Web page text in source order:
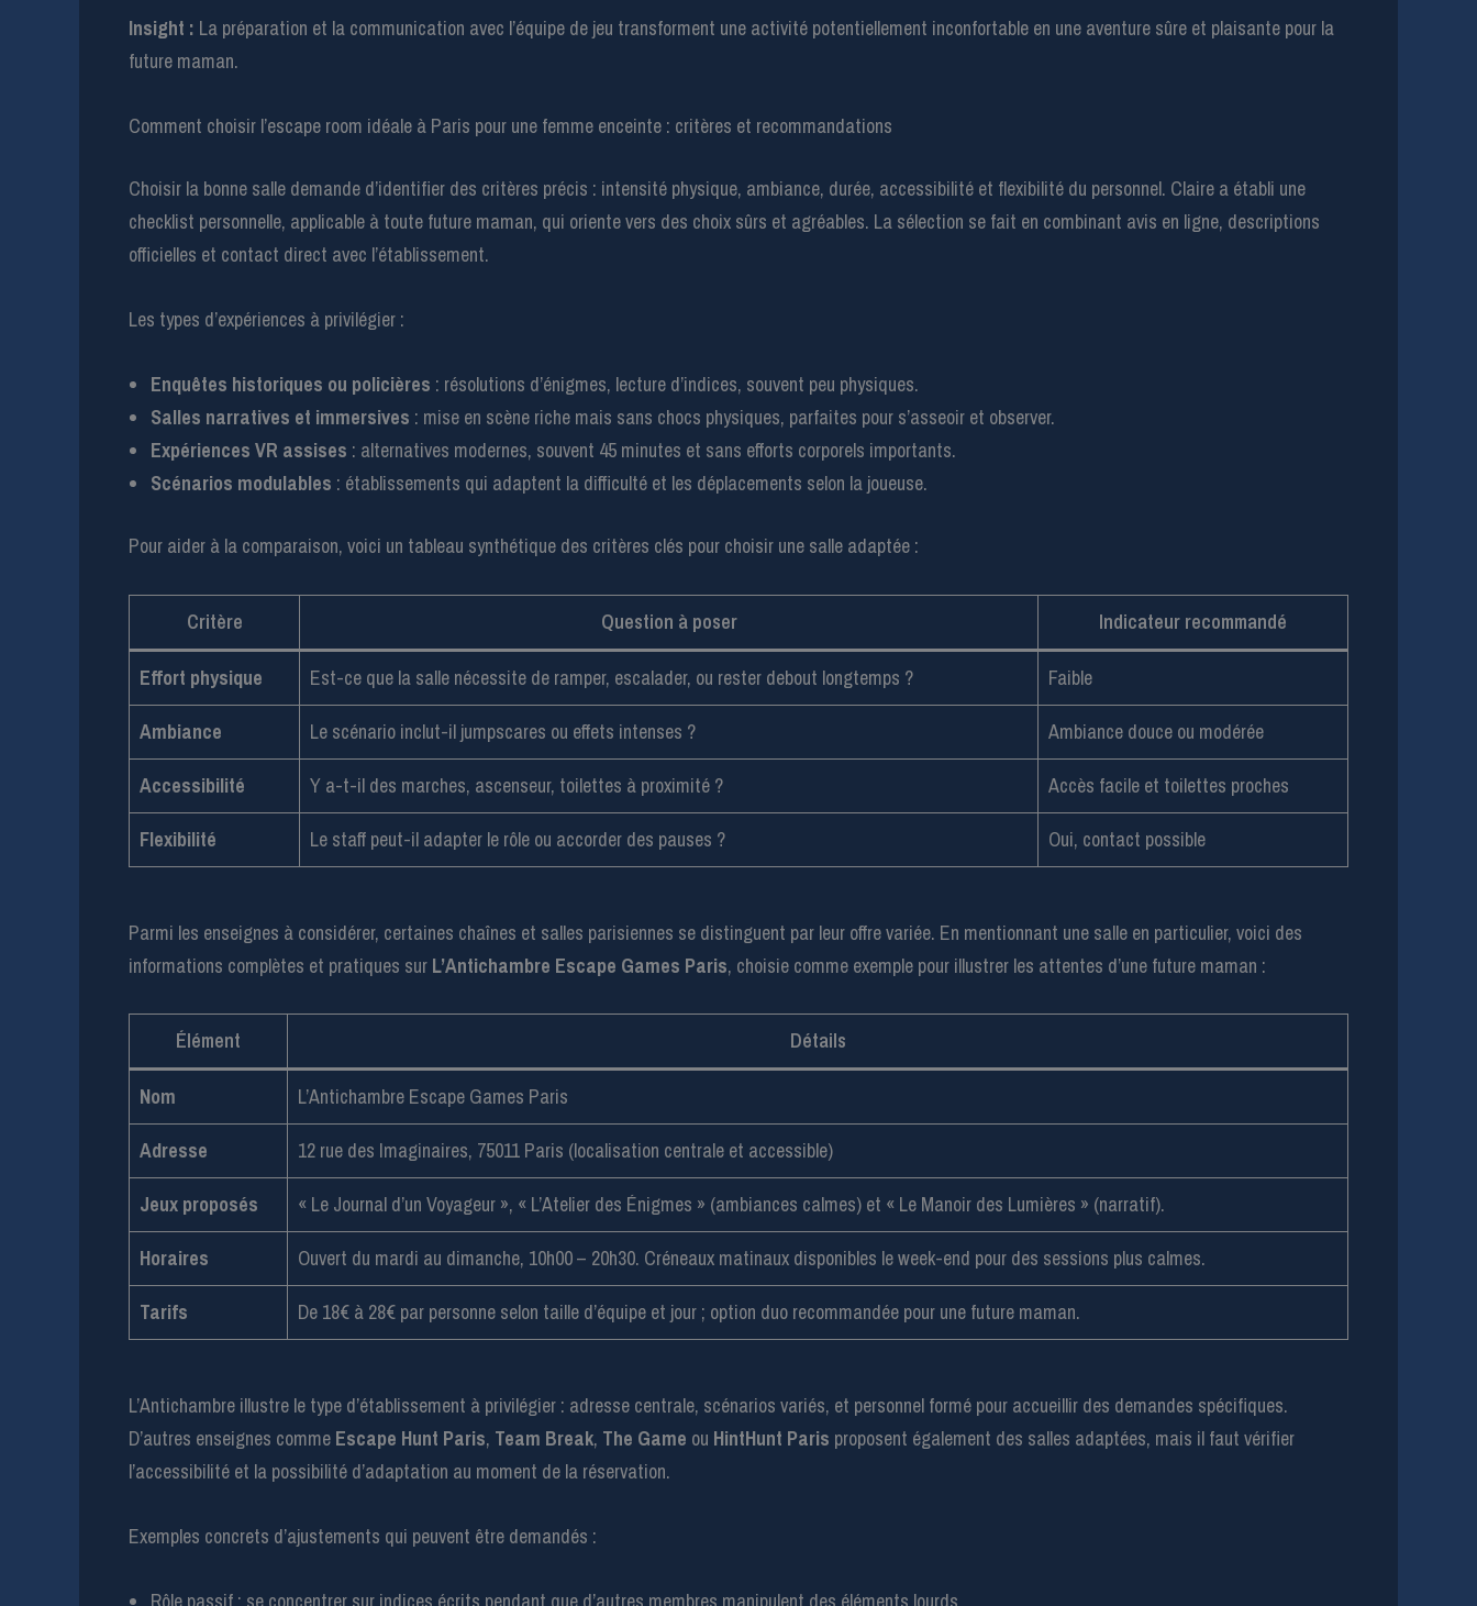
Insight : La préparation et la communication avec l’équipe de jeu transforment une activité potentiellement inconfortable en une aventure sûre et plaisante pour la
future maman.
Comment choisir l’escape room idéale à Paris pour une femme enceinte : critères et recommandations
Choisir la bonne salle demande d’identifier des critères précis : intensité physique, ambiance, durée, accessibilité et flexibilité du personnel. Claire a établi une
checklist personnelle, applicable à toute future maman, qui oriente vers des choix sûrs et agréables. La sélection se fait en combinant avis en ligne, descriptions
officielles et contact direct avec l’établissement.
Les types d’expériences à privilégier :
Enquêtes historiques ou policières : résolutions d’énigmes, lecture d’indices, souvent peu physiques.
Salles narratives et immersives : mise en scène riche mais sans chocs physiques, parfaites pour s’asseoir et observer.
Expériences VR assises : alternatives modernes, souvent 45 minutes et sans efforts corporels importants.
Scénarios modulables : établissements qui adaptent la difficulté et les déplacements selon la joueuse.
Pour aider à la comparaison, voici un tableau synthétique des critères clés pour choisir une salle adaptée :
Critère Question à poser Indicateur recommandé
Effort physique Est-ce que la salle nécessite de ramper, escalader, ou rester debout longtemps ?
Faible
Ambiance
Le scénario inclut-il jumpscares ou effets intenses ?
Ambiance douce ou modérée
Accessibilité
Y a-t-il des marches, ascenseur, toilettes à proximité ?
Accès facile et toilettes proches
Flexibilité
Le staff peut-il adapter le rôle ou accorder des pauses ? Oui, contact possible
Parmi les enseignes à considérer, certaines chaînes et salles parisiennes se distinguent par leur offre variée. En mentionnant une salle en particulier, voici des
informations complètes et pratiques sur L’Antichambre Escape Games Paris, choisie comme exemple pour illustrer les attentes d’une future maman :
Élément Détails
Nom
L’Antichambre Escape Games Paris
Adresse
12 rue des Imaginaires, 75011 Paris (localisation centrale et accessible)
Jeux proposés
« Le Journal d’un Voyageur », « L’Atelier des Énigmes » (ambiances calmes) et « Le Manoir des Lumières » (narratif).
Horaires
Ouvert du mardi au dimanche, 10h00 – 20h30. Créneaux matinaux disponibles le week-end pour des sessions plus calmes.
Tarifs
De 18€ à 28€ par personne selon taille d’équipe et jour ; option duo recommandée pour une future maman.
L’Antichambre illustre le type d’établissement à privilégier : adresse centrale, scénarios variés, et personnel formé pour accueillir des demandes spécifiques.
D’autres enseignes comme Escape Hunt Paris, Team Break, The Game ou HintHunt Paris proposent également des salles adaptées, mais il faut vérifier
l’accessibilité et la possibilité d’adaptation au moment de la réservation.
Exemples concrets d’ajustements qui peuvent être demandés :